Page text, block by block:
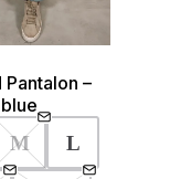
–
blue
M L